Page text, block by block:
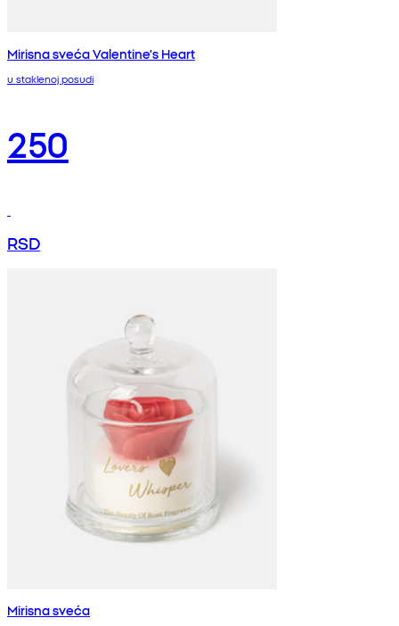
Mirisna sveća Valentine's Heart
u staklenoj posudi
250
RSD
Mirisna sveća